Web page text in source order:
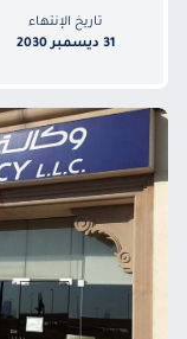
تاريخ الإنتهاء
31 ديسمبر 2030